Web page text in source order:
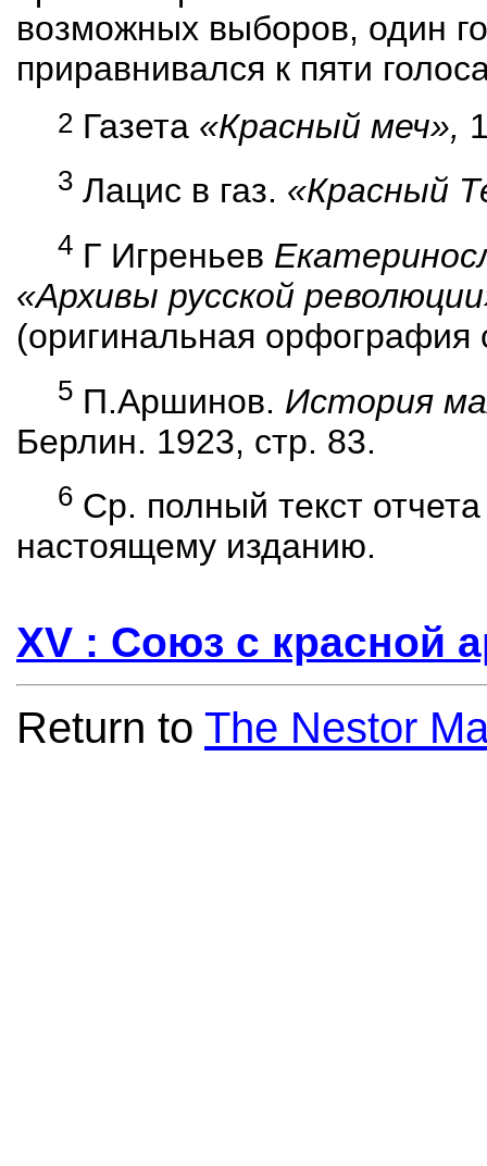
возможных выборов, один
приравнивался к пяти
2Газета «Красный меч»,
3Лацис в газ. «Красный
4Г Игреньев
«Архивы русской
(оригинальная орфография
5П.Аршинов. История
Берлин. 1923, стр. 83.
6Ср. полный текст
настоящему изданию.
XV : Союз с красной
Return to The Nestor